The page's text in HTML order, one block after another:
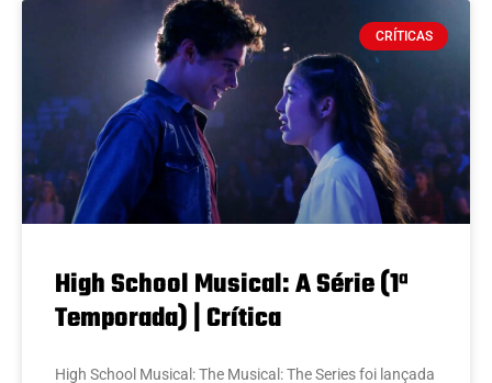
CRÍTICAS
High School Musical: A Série (1ª
Temporada) | Crítica
High School Musical: The Musical: The Series foi lançada